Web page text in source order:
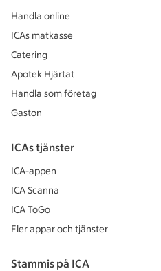
Handla online
ICAs matkasse
Catering
Apotek Hjärtat
Handla som företag
Gaston
ICAs tjänster
ICA-appen
ICA Scanna
ICA ToGo
Fler appar och tjänster
Stammis på ICA